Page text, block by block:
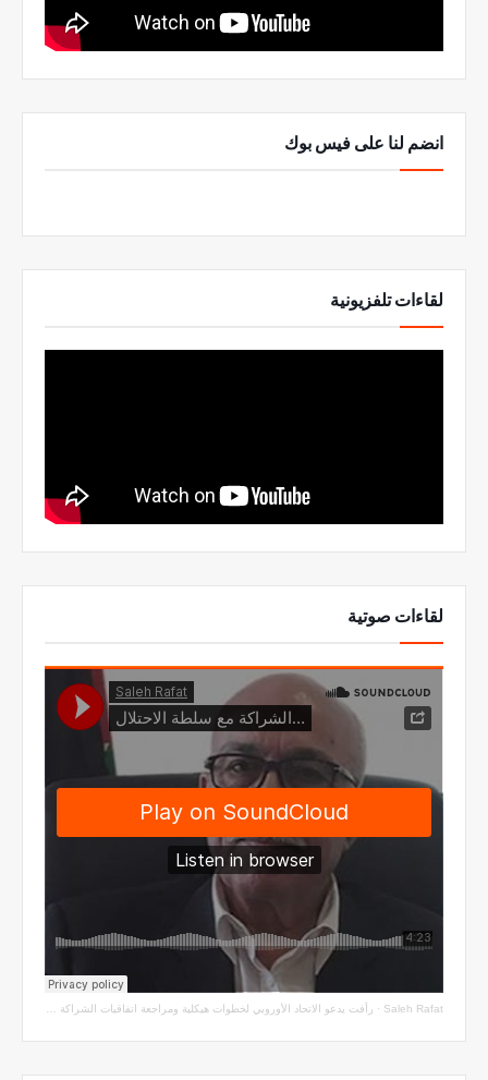
انضم لنا على فيس بوك
لقاءات تلفزيونية
لقاءات صوتية
Saleh Rafat
· رأفت يدعو الاتحاد الأوروبي لخطوات هيكلية ومراجعة اتفاقيات الشراكة مع سلطة الاحتلال